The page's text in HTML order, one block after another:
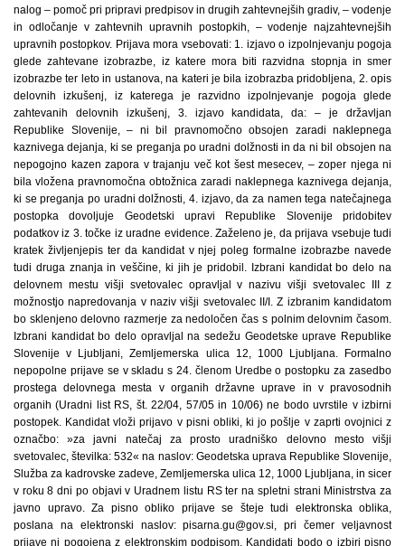
nalog – pomoč pri pripravi predpisov in drugih zahtevnejših gradiv, – vodenje
in odločanje v zahtevnih upravnih postopkih, – vodenje najzahtevnejših
upravnih postopkov. Prijava mora vsebovati: 1. izjavo o izpolnjevanju pogoja
glede zahtevane izobrazbe, iz katere mora biti razvidna stopnja in smer
izobrazbe ter leto in ustanova, na kateri je bila izobrazba pridobljena, 2. opis
delovnih izkušenj, iz katerega je razvidno izpolnjevanje pogoja glede
zahtevanih delovnih izkušenj, 3. izjavo kandidata, da: – je državljan
Republike Slovenije, – ni bil pravnomočno obsojen zaradi naklepnega
kaznivega dejanja, ki se preganja po uradni dolžnosti in da ni bil obsojen na
nepogojno kazen zapora v trajanju več kot šest mesecev, – zoper njega ni
bila vložena pravnomočna obtožnica zaradi naklepnega kaznivega dejanja,
ki se preganja po uradni dolžnosti, 4. izjavo, da za namen tega natečajnega
postopka dovoljuje Geodetski upravi Republike Slovenije pridobitev
podatkov iz 3. točke iz uradne evidence. Zaželeno je, da prijava vsebuje tudi
kratek življenjepis ter da kandidat v njej poleg formalne izobrazbe navede
tudi druga znanja in veščine, ki jih je pridobil. Izbrani kandidat bo delo na
delovnem mestu višji svetovalec opravljal v nazivu višji svetovalec III z
možnostjo napredovanja v naziv višji svetovalec II/I. Z izbranim kandidatom
bo sklenjeno delovno razmerje za nedoločen čas s polnim delovnim časom.
Izbrani kandidat bo delo opravljal na sedežu Geodetske uprave Republike
Slovenije v Ljubljani, Zemljemerska ulica 12, 1000 Ljubljana. Formalno
nepopolne prijave se v skladu s 24. členom Uredbe o postopku za zasedbo
prostega delovnega mesta v organih državne uprave in v pravosodnih
organih (Uradni list RS, št. 22/04, 57/05 in 10/06) ne bodo uvrstile v izbirni
postopek. Kandidat vloži prijavo v pisni obliki, ki jo pošlje v zaprti ovojnici z
označbo: »za javni natečaj za prosto uradniško delovno mesto višji
svetovalec, številka: 532« na naslov: Geodetska uprava Republike Slovenije,
Služba za kadrovske zadeve, Zemljemerska ulica 12, 1000 Ljubljana, in sicer
v roku 8 dni po objavi v Uradnem listu RS ter na spletni strani Ministrstva za
javno upravo. Za pisno obliko prijave se šteje tudi elektronska oblika,
poslana na elektronski naslov: pisarna.gu@gov.si, pri čemer veljavnost
prijave ni pogojena z elektronskim podpisom. Kandidati bodo o izbiri pisno